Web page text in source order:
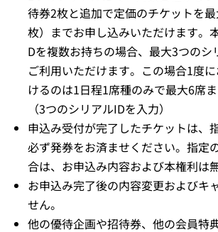
待券2枚と追加で定価のチケットを
枚）までお申し込みいただけます。
Dを複数お持ちの場合、最大3つのシ
ご利用いただけます。この場合1度
けるのは1日程1席種のみで最大6席ま
（3つのシリアルIDを入力）
申込み受付が完了したチケットは、
必ず発券をお済ませください。指定
合は、お申込み内容および本権利は
お申込み完了後の内容変更およびキ
せん。
他の優待企画や招待券、他の会員特